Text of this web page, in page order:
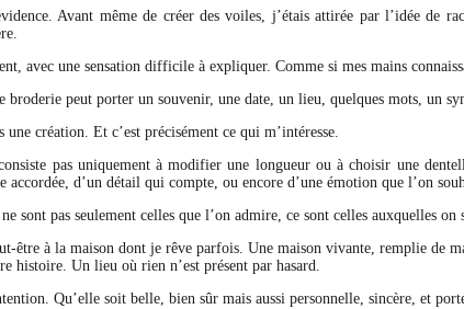
Avant même de créer des voiles, j’étais attirée par l’idée de
avec une sensation difficile à expliquer. Comme si mes mains
peut porter un souvenir, une date, un lieu, quelques mots, un
création. Et c’est précisément ce qui m’intéresse.
pas uniquement à modifier une longueur ou à choisir une
accordée, d’un détail qui compte, ou encore d’une émotion que l’on
sont pas seulement celles que l’on admire, ce sont celles auxquelles
être à la maison dont je rêve parfois. Une maison vivante, remplie de
histoire. Un lieu où rien n’est présent par hasard.
Qu’elle soit belle, bien sûr mais aussi personnelle, sincère, et